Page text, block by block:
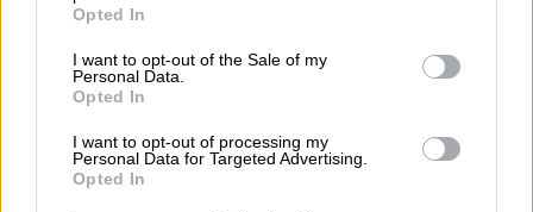
use your data for below specified purposes in below Google
consent section.
Opted In
I want to opt-out of the Sale of my
Personal Data.
Opted In
I want to opt-out of processing my
Personal Data for Targeted Advertising.
Opted In
Χαιρετίζοντας
Λουί Σαρμπονό τουΠαρατηρητηρίου
Ανθρωπίνων Δικαιωμάτων
(Human Rights
Watch, HRW) πήγε πιο μακριά, καλώντας τον
Γενικό Γραμματέα να συνεργαστεί
«επειγόντως» με «κράτη μέλη της